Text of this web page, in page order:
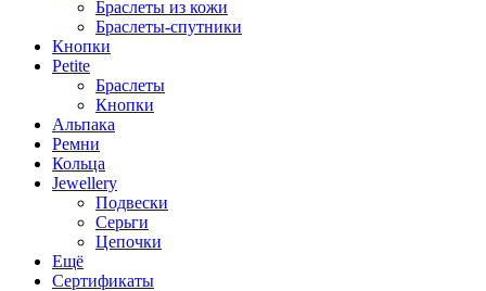
Браслеты из кожи
Браслеты-спутники
Кнопки
Petite
Браслеты
Кнопки
Альпака
Ремни
Кольца
Jewellery
Подвески
Серьги
Цепочки
Ещё
Сертификаты